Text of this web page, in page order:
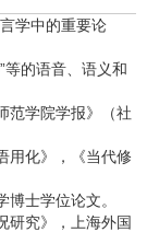
学中的重要论
的语音、语义和
学院学报》（社
化》，《当代修
士学位论文。
究》，上海外国